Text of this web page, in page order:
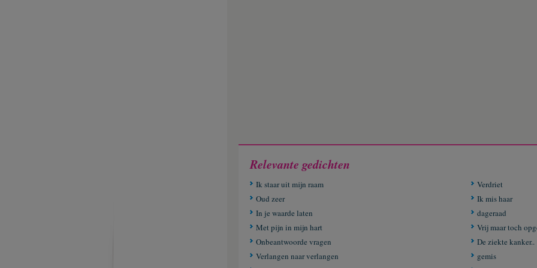
Relevante gedichten
Ik staar uit mijn raam
Oud zeer
In je waarde laten
Met pijn in mijn hart
Onbeantwoorde vragen
Verlangen naar verlangen
Verdriet
Ik mis haar
dageraad
Vrij maar toch
De ziekte kanker..
gemis